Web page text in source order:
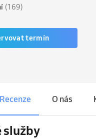
(169)
termín
Recenze O nás
služby